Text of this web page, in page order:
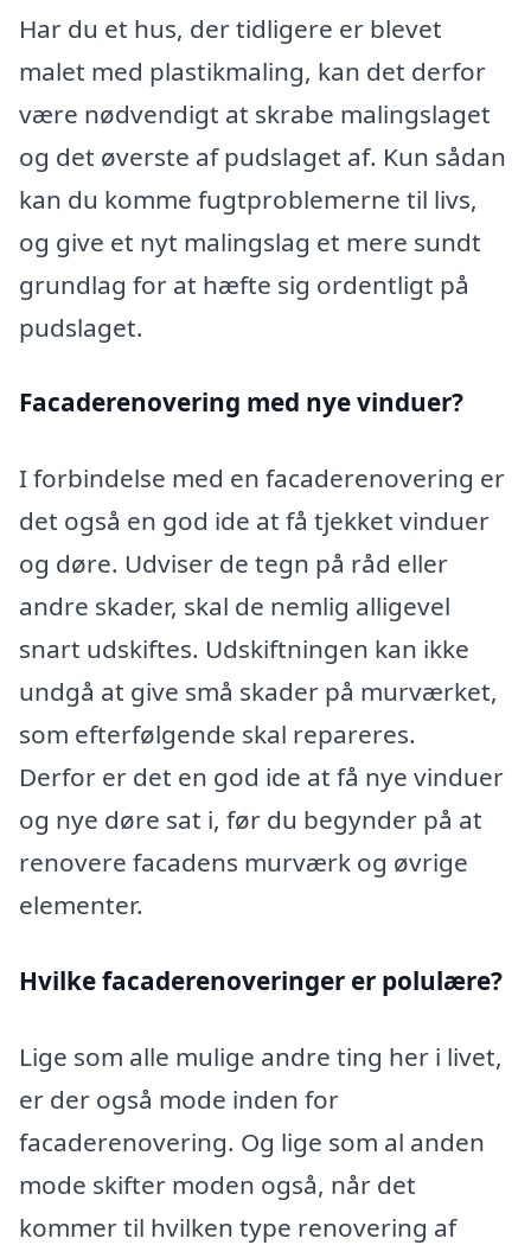
Har du et hus, der tidligere er blevet
malet med plastikmaling, kan det derfor
være nødvendigt at skrabe malingslaget
og det øverste af pudslaget af. Kun sådan
kan du komme fugtproblemerne til livs,
og give et nyt malingslag et mere sundt
grundlag for at hæfte sig ordentligt på
pudslaget.
Facaderenovering med nye vinduer?
I forbindelse med en facaderenovering er
det også en god ide at få tjekket vinduer
og døre. Udviser de tegn på råd eller
andre skader, skal de nemlig alligevel
snart udskiftes. Udskiftningen kan ikke
undgå at give små skader på murværket,
som efterfølgende skal repareres.
Derfor er det en god ide at få nye vinduer
og nye døre sat i, før du begynder på at
renovere facadens murværk og øvrige
elementer.
Hvilke facaderenoveringer er polulære?
Lige som alle mulige andre ting her i livet,
er der også mode inden for
facaderenovering. Og lige som al anden
mode skifter moden også, når det
kommer til hvilken type renovering af